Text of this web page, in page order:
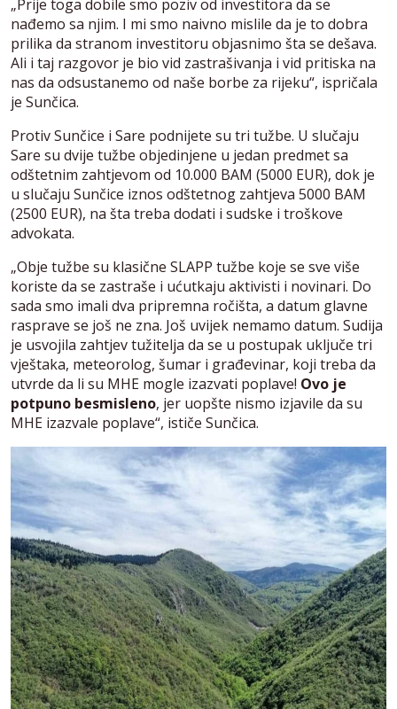
„Prije toga dobile smo poziv od investitora da se
nađemo sa njim. I mi smo naivno mislile da je to dobra
prilika da stranom investitoru objasnimo šta se dešava.
Ali i taj razgovor je bio vid zastrašivanja i vid pritiska na
nas da odsustanemo od naše borbe za rijeku“, ispričala
je Sunčica.
Protiv Sunčice i Sare podnijete su tri tužbe. U slučaju
Sare su dvije tužbe objedinjene u jedan predmet sa
odštetnim zahtjevom od 10.000 BAM (5000 EUR), dok je
u slučaju Sunčice iznos odštetnog zahtjeva 5000 BAM
(2500 EUR), na šta treba dodati i sudske i troškove
advokata.
„Obje tužbe su klasične SLAPP tužbe koje se sve više
koriste da se zastraše i ućutkaju aktivisti i novinari. Do
sada smo imali dva pripremna ročišta, a datum glavne
rasprave se još ne zna. Još uvijek nemamo datum. Sudija
je usvojila zahtjev tužitelja da se u postupak uključe tri
vještaka, meteorolog, šumar i građevinar, koji treba da
utvrde da li su MHE mogle izazvati poplave! Ovo je
potpuno besmisleno, jer uopšte nismo izjavile da su
MHE izazvale poplave“, ističe Sunčica.